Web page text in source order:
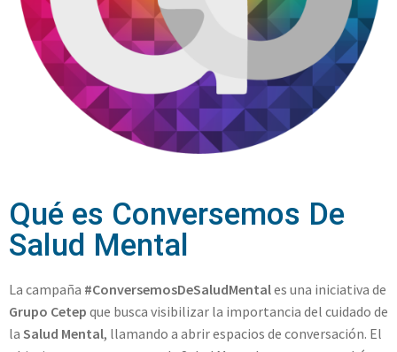
Qué es Conversemos De
Salud Mental
La campaña #ConversemosDeSaludMentales una iniciativa de
Grupo Cetep que busca visibilizar la importancia del cuidado de
la Salud Mental, llamando a abrir espacios de conversación. El